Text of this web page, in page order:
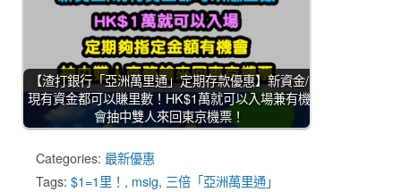
【渣打銀行「亞洲萬里通」定期存款優惠】新資金/
現有資金都可以賺里數！HK$1萬就可以入場兼有機
會抽中雙人來回東京機票！
Categories: 最新優惠
Tags: $1=1里！ , msig, 三倍「亞洲萬里通」